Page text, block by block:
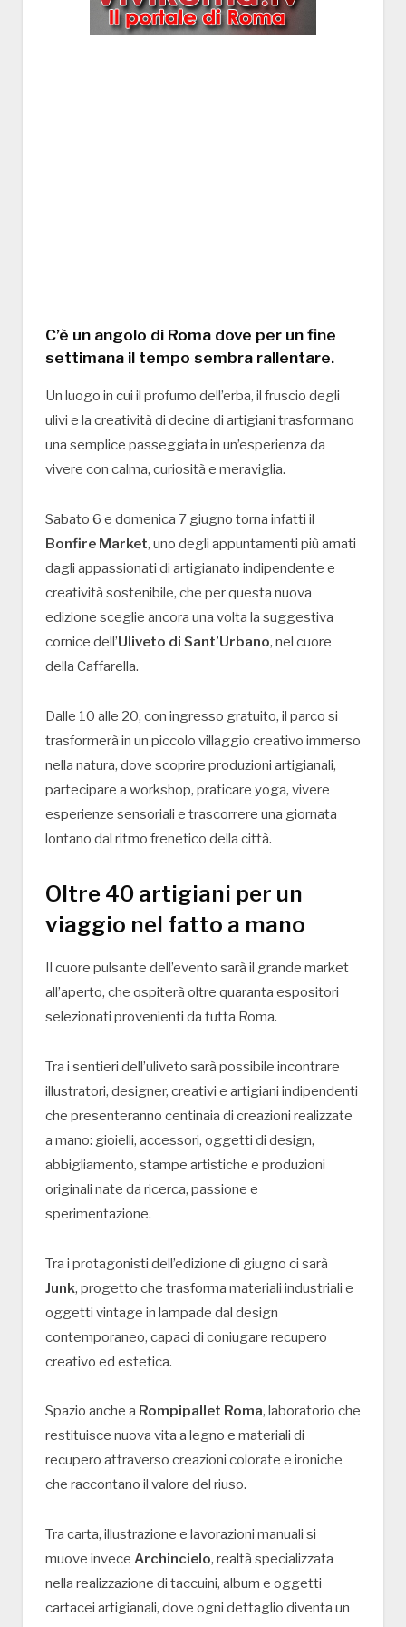
C’è un angolo di Roma dove per un fine
settimana il tempo sembra rallentare.
Un luogo in cui il profumo dell’erba, il fruscio degli
ulivi e la creatività di decine di artigiani trasformano
una semplice passeggiata in un’esperienza da
vivere con calma, curiosità e meraviglia.
Sabato 6 e domenica 7 giugno torna infatti il
Bonfire Market, uno degli appuntamenti più amati
dagli appassionati di artigianato indipendente e
creatività sostenibile, che per questa nuova
edizione sceglie ancora una volta la suggestiva
cornice dell’Uliveto di Sant’Urbano, nel cuore
della Caffarella.
Dalle 10 alle 20, con ingresso gratuito, il parco si
trasformerà in un piccolo villaggio creativo immerso
nella natura, dove scoprire produzioni artigianali,
partecipare a workshop, praticare yoga, vivere
esperienze sensoriali e trascorrere una giornata
lontano dal ritmo frenetico della città.
Oltre 40 artigiani per un
viaggio nel fatto a mano
Il cuore pulsante dell’evento sarà il grande market
all’aperto, che ospiterà oltre quaranta espositori
selezionati provenienti da tutta Roma.
Tra i sentieri dell’uliveto sarà possibile incontrare
illustratori, designer, creativi e artigiani indipendenti
che presenteranno centinaia di creazioni realizzate
a mano: gioielli, accessori, oggetti di design,
abbigliamento, stampe artistiche e produzioni
originali nate da ricerca, passione e
sperimentazione.
Tra i protagonisti dell’edizione di giugno ci sarà
Junk, progetto che trasforma materiali industriali e
oggetti vintage in lampade dal design
contemporaneo, capaci di coniugare recupero
creativo ed estetica.
Spazio anche a Rompipallet Roma, laboratorio che
restituisce nuova vita a legno e materiali di
recupero attraverso creazioni colorate e ironiche
che raccontano il valore del riuso.
Tra carta, illustrazione e lavorazioni manuali si
muove invece Archincielo, realtà specializzata
nella realizzazione di taccuini, album e oggetti
cartacei artigianali, dove ogni dettaglio diventa un